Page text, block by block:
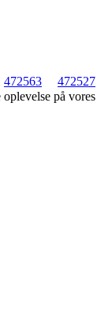
472563 472527
på